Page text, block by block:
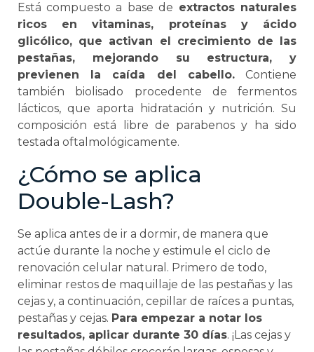
Está compuesto a base de extractos naturales
ricos en vitaminas, proteínas y ácido
glicólico, que activan el crecimiento de las
pestañas, mejorando su estructura, y
previenen la caída del cabello.Contiene
también biolisado procedente de fermentos
lácticos, que aporta hidratación y nutrición. Su
composición está libre de parabenos y ha sido
testada oftalmológicamente.
¿Cómo se aplica
Double-Lash?
Se aplica antes de ir a dormir, de manera que
actúe durante la noche y estimule el ciclo de
renovación celular natural. Primero de todo,
eliminar restos de maquillaje de las pestañas y las
cejas y, a continuación, cepillar de raíces a puntas,
pestañas y cejas. Para empezar a notar los
resultados, aplicar durante 30 días. ¡Las cejas y